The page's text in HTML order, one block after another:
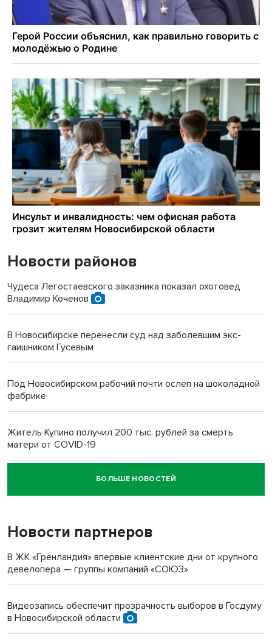
Новости районов
Чудеса Легостаевского заказника показал охотовед
Владимир Коченов
В Новосибирске перенесли суд над заболевшим экс-
гаишником Гусевым
Под Новосибирском рабочий почти ослеп на шоколадной
фабрике
Житель Купино получил 200 тыс. рублей за смерть
матери от COVID-19
Новосибирский суд наказал водителя за смерть
пенсионерки на вокзале
БОЛЬШЕ НОВОСТЕЙ
Новости партнеров
В ЖК «Гренландия» впервые клиентские дни от крупного
девелопера — группы компаний «СОЮЗ»
Видеозапись обеспечит прозрачность выборов в Госдуму
в Новосибирской области